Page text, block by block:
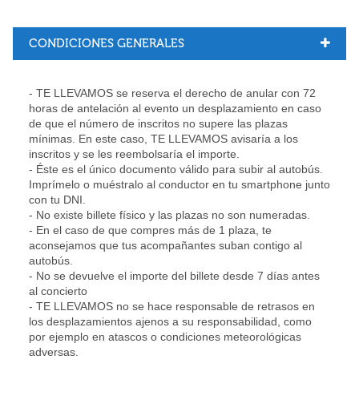
CONDICIONES GENERALES
- TE LLEVAMOS se reserva el derecho de anular con 72
horas de antelación al evento un desplazamiento en caso
de que el número de inscritos no supere las plazas
mínimas. En este caso, TE LLEVAMOS avisaría a los
inscritos y se les reembolsaría el importe.
- Éste es el único documento válido para subir al autobús.
Imprímelo o muéstralo al conductor en tu smartphone junto
con tu DNI.
- No existe billete físico y las plazas no son numeradas.
- En el caso de que compres más de 1 plaza, te
aconsejamos que tus acompañantes suban contigo al
autobús.
- No se devuelve el importe del billete desde 7 días antes
al concierto
- TE LLEVAMOS no se hace responsable de retrasos en
los desplazamientos ajenos a su responsabilidad, como
por ejemplo en atascos o condiciones meteorológicas
adversas.